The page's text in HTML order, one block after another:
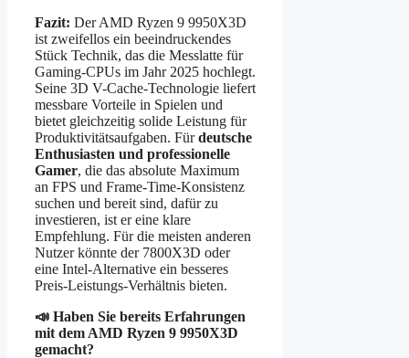
Fazit: Der AMD Ryzen 9 9950X3D
ist zweifellos ein beeindruckendes
Stück Technik, das die Messlatte für
Gaming-CPUs im Jahr 2025 hochlegt.
Seine 3D V-Cache-Technologie liefert
messbare Vorteile in Spielen und
bietet gleichzeitig solide Leistung für
Produktivitätsaufgaben. Fürdeutsche
Enthusiasten und professionelle
Gamer, die das absolute Maximum
an FPS und Frame-Time-Konsistenz
suchen und bereit sind, dafür zu
investieren, ist er eine klare
Empfehlung. Für die meisten anderen
Nutzer könnte der 7800X3D oder
eine Intel-Alternative ein besseres
Preis-Leistungs-Verhältnis bieten.
📣 Haben Sie bereits Erfahrungen
mit dem AMD Ryzen 9 9950X3D
gemacht?